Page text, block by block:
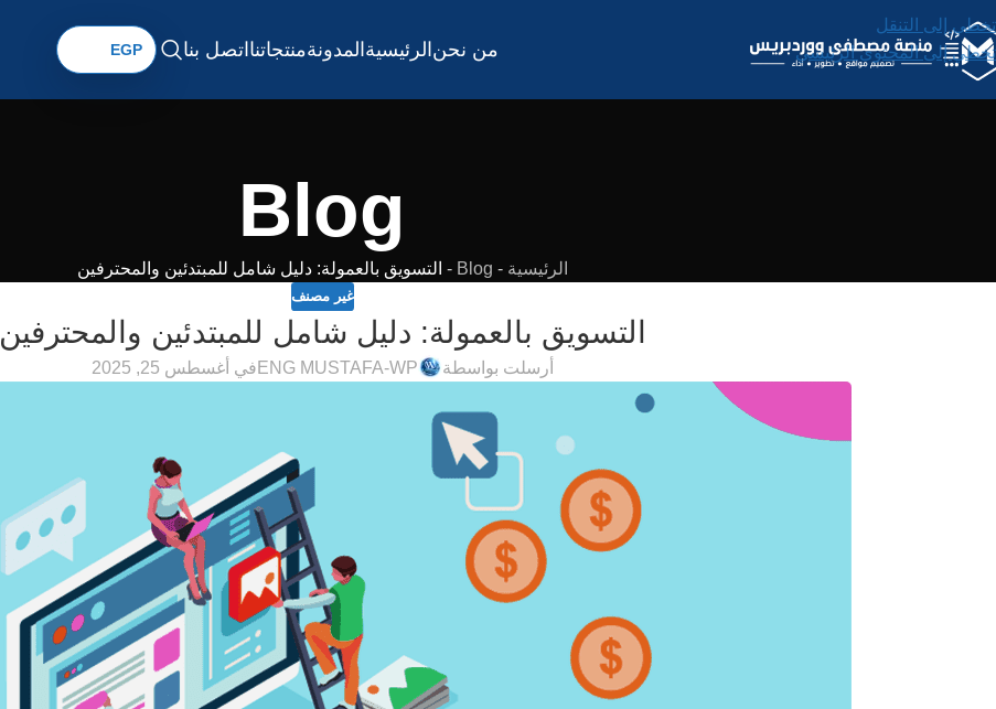
تخطي إلى التنقل
تخطي إلى المحتوى الرئيسي
من نحنالرئيسيةالمدونةمنتجاتنااتصل بنا
Blog
الرئيسية -
Blog
- التسويق بالعمولة: دليل شامل للمبتدئين والمحترفين
غير مصنف
التسويق بالعمولة: دليل شامل للمبتدئين والمحترفين
أرسلت بواسطة ENG MUSTAFA-WP في أغسطس 25, 2025